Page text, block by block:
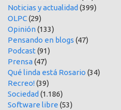
Noticias y actualidad (399)
OLPC(29)
Opinión(133)
Pensando en blogs (47)
Podcast (91)
Prensa(47)
Qué linda está Rosario (34)
Recreo!(39)
Sociedad (1.186)
Software libre (53)